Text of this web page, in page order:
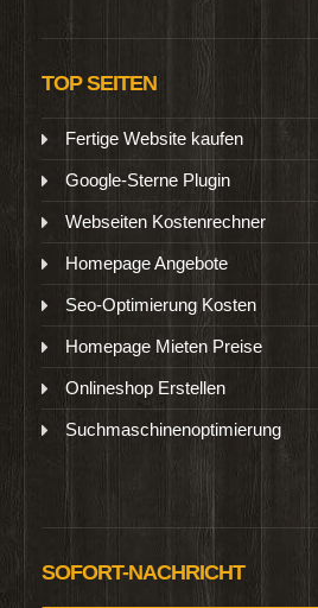
TOP SEITEN
Fertige Website kaufen
Google-Sterne Plugin
Webseiten Kostenrechner
Homepage Angebote
Seo-Optimierung Kosten
Homepage Mieten Preise
Onlineshop Erstellen
Suchmaschinenoptimierung
SOFORT-NACHRICHT